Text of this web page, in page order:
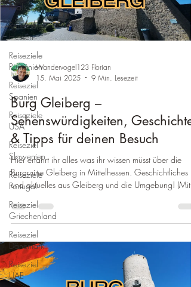
Malta
Reiseziele
Hessen
Reiseziele
Rumänien
Reiseziel
Spanien
Reiseziele
USA
Reiseziel
Slowenien
Reiseziele
Portugal
Reiseziel
Griechenland
Reiseziel
Dänemark
Reiseziel
UAE
Wandervogel123 Florian
15. Mai 2025
9 Min. Lesezeit
Burg Gleiberg –
Sehenswürdigkeiten, Geschichte
& Tipps für deinen Besuch
Hier erfahrt ihr alles was ihr wissen müsst über die
Burgruine Gleiberg in Mittelhessen. Geschichtliches
und aktuelles aus Gleiberg und die Umgebung! (Mit